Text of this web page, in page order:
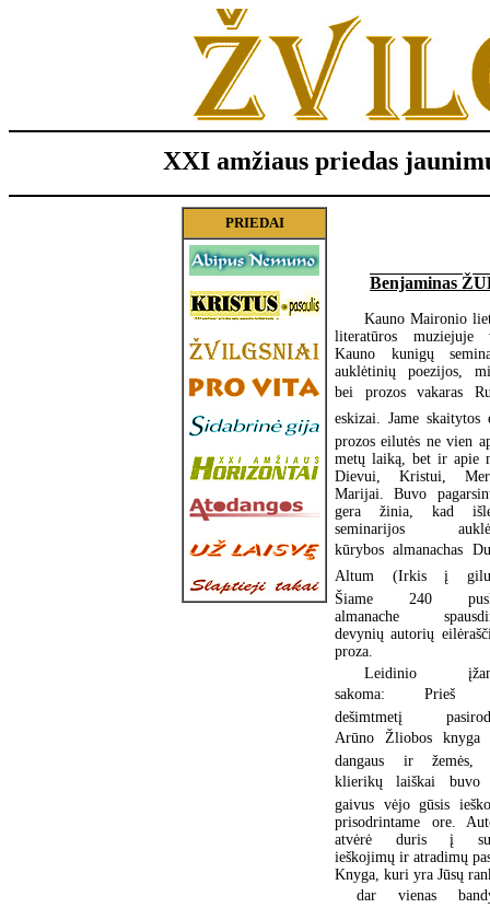
XXI amžiaus priedas
PRIEDAI
Benjaminas
Kauno Maironio
literatūros muziejuje
Kauno kunigų
auklėtinių poezijos,
bei prozos vakaras
eskizai. Jame skaitytos
prozos eilutės ne vien
metų laiką, bet ir apie
Dievui, Kristui,
Marijai. Buvo
gera žinia, kad
seminarijos
kūrybos almanachas
Altum (Irkis į
Šiame 240
almanache
devynių autorių
proza.
Leidinio
sakoma: Prieš
dešimtmetį
Arūno Žliobos knyga
dangaus ir žemės,
klierikų laiškai buvo
gaivus vėjo gūsis
prisodrintame ore.
atvėrė duris į
ieškojimų ir atradimų
Knyga, kuri yra Jūsų
 dar vienas